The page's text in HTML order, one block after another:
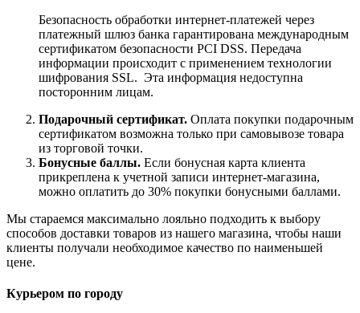
Безопасность обработки интернет-платежей через
платежный шлюз банка гарантирована международным
сертификатом безопасности PCI DSS. Передача
информации происходит с применением технологии
шифрования SSL. Эта информация недоступна
посторонним лицам.
Подарочный сертификат. Оплата покупки подарочным
сертификатом возможна только при самовывозе товара
из торговой точки.
Бонусные баллы. Если бонусная карта клиента
прикреплена к учетной записи интернет-магазина,
можно оплатить до 30% покупки бонусными баллами.
Мы стараемся максимально лояльно подходить к выбору
способов доставки товаров из нашего магазина, чтобы наши
клиенты получали необходимое качество по наименьшей
цене.
Курьером по городу